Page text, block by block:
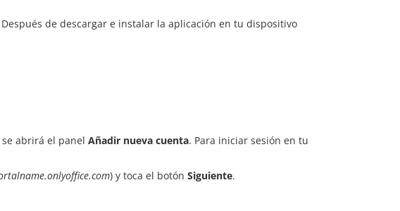
Después de descargar e instalar la aplicación en tu dispositivo
abrirá el panel Añadir nueva cuenta. Para iniciar sesión en tu
) y toca el botón Siguiente.